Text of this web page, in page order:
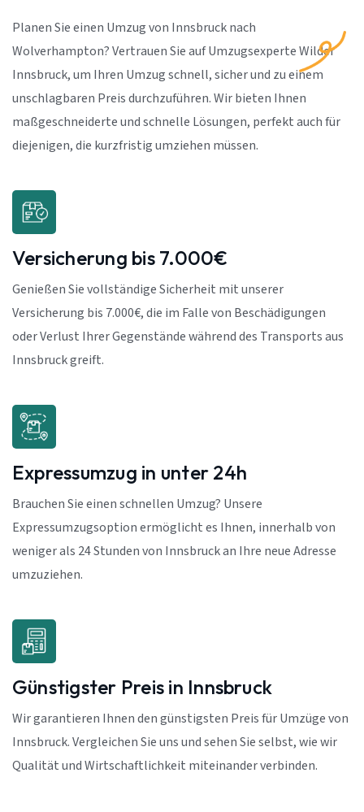
Planen Sie einen Umzug von Innsbruck nach
Wolverhampton? Vertrauen Sie auf Umzugsexperte Wilder
Innsbruck, um Ihren Umzug schnell, sicher und zu einem
unschlagbaren Preis durchzuführen. Wir bieten Ihnen
maßgeschneiderte und schnelle Lösungen, perfekt auch für
diejenigen, die kurzfristig umziehen müssen.
Versicherung bis 7.000€
Genießen Sie vollständige Sicherheit mit unserer
Versicherung bis 7.000€, die im Falle von Beschädigungen
oder Verlust Ihrer Gegenstände während des Transports aus
Innsbruck greift.
Expressumzug in unter 24h
Brauchen Sie einen schnellen Umzug? Unsere
Expressumzugsoption ermöglicht es Ihnen, innerhalb von
weniger als 24 Stunden von Innsbruck an Ihre neue Adresse
umzuziehen.
Günstigster Preis in Innsbruck
Wir garantieren Ihnen den günstigsten Preis für Umzüge von
Innsbruck. Vergleichen Sie uns und sehen Sie selbst, wie wir
Qualität und Wirtschaftlichkeit miteinander verbinden.